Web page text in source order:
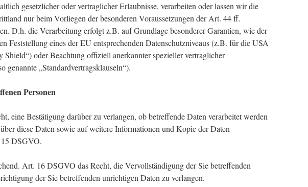
gesetzlicher oder vertraglicher Erlaubnisse, verarbeiten oder lassen wir die
nur beim Vorliegen der besonderen Voraussetzungen der Art. 44 ff.
D.h. die Verarbeitung erfolgt z.B. auf Grundlage besonderer Garantien, wie der
Feststellung eines der EU entsprechenden Datenschutzniveaus (z.B. für die USA
Shield“) oder Beachtung offiziell anerkannter spezieller vertraglicher
genannte „Standardvertragsklauseln“).
Personen
eine Bestätigung darüber zu verlangen, ob betreffende Daten verarbeitet werden
diese Daten sowie auf weitere Informationen und Kopie der Daten
DSGVO.
Art. 16 DSGVO das Recht, die Vervollständigung der Sie betreffenden
der Sie betreffenden unrichtigen Daten zu verlangen.